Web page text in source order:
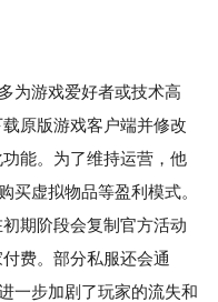
为游戏爱好者或技术高
原版游戏客户端并修改
能。为了维持运营，他
买虚拟物品等盈利模式。
期阶段会复制官方活动
费。部分私服还会通
一步加剧了玩家的流失和